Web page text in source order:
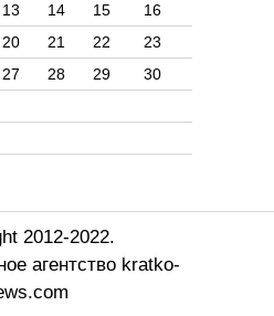
13 14 15
16
20 21 22
23
27 28 29
30
2012-2022.
агентство kratko-